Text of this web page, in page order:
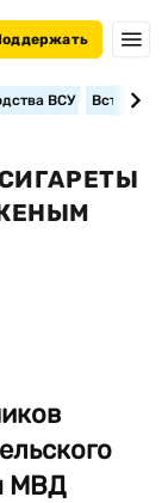
ВСУ
МВД